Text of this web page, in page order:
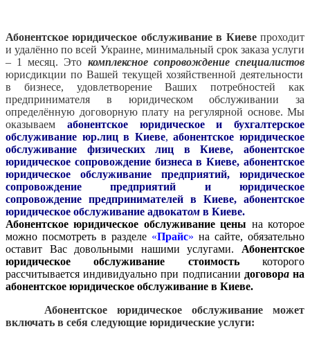
Абонентское юридическое обслуживание в Киевепроходит
и удалённо по всей Украине, минимальный срок заказа услуги
– 1 месяц. Это комплексное сопровождение специалистов
юрисдикции по Вашей текущей хозяйственной деятельности
в бизнесе, удовлетворение Ваших потребностей как
предпринимателя в юридическом обслуживании за
определённую договорную плату на регулярной основе. Мы
оказываем абонентское юридическое и бухгалтерское
обслуживание юр.лиц в Киеве,абонентское юридическое
обслуживание физических лиц в Киеве, абонентское
юридическое сопровождение бизнеса в Киеве, абонентское
юридическое обслуживание предприятий, юридическое
сопровождение предприятий и юридическое
сопровождение предпринимателей в Киеве, абонентское
юридическое обслуживание адвокатом в Киеве.
Абонентское юридическое обслуживание цены на которое
можно посмотреть в разделе «Прайс» на сайте, обязательно
оставит Вас довольными нашими услугами. Абонентское
юридическое обслуживание стоимость которого
рассчитывается индивидуально при подписании договорана
абонентское юридическое обслуживание в Киеве.
Абонентское юридическое обслуживание может
включать в себя следующие юридические услуги: